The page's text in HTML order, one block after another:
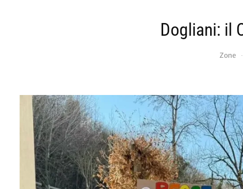
Dogliani: il
Zone